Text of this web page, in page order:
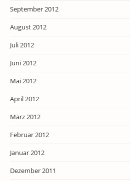
September 2012
August 2012
Juli 2012
Juni 2012
Mai 2012
April 2012
März 2012
Februar 2012
Januar 2012
Dezember 2011